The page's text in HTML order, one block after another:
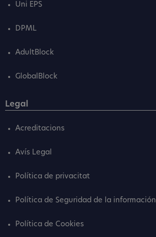
Uni EPS
DPML
AdultBlock
GlobalBlock
Legal
Acreditacions
Avís Legal
Política de privacitat
Política de Seguridad de la información
Política de Cookies